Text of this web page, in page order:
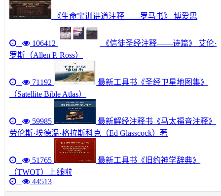
《生命宝训讲道注释——罗马书》 博爱思
106412
《信徒圣经注释——诗篇》 艾伦·
罗斯（Allen P. Ross）
71192
最新工具书《圣经卫星地图集》
（Satellite Bible Atlas）
59985
最新解经注释书《马太福音注释》
劳伦斯·埃德温·格拉斯科克（Ed Glasscock）著
51765
最新工具书《旧约神学辞典》
（TWOT）上线啦
44513